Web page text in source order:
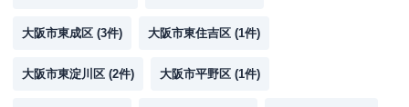
大阪市東成区 (3件) 大阪市東住吉区 (1件)
大阪市東淀川区 (2件) 大阪市平野区 (1件)